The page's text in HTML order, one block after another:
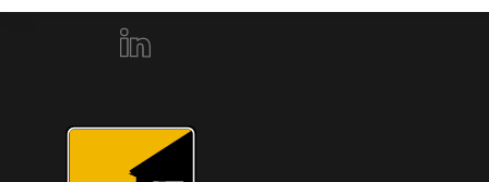
Facebookissa
Jaa